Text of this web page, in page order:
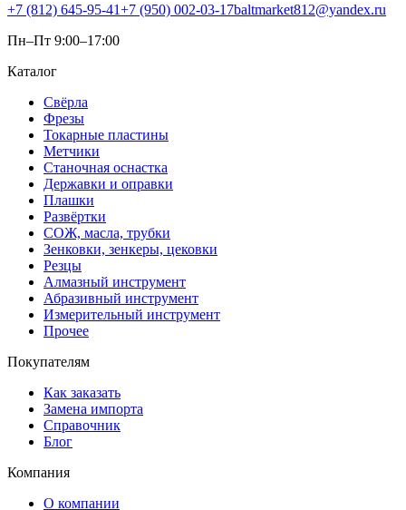
+7 (812) 645-95-41+7 (950) 002-03-17baltmarket812@yandex.ru
Пн–Пт 9:00–17:00
Каталог
Свёрла
Фрезы
Токарные пластины
Метчики
Станочная оснастка
Державки и оправки
Плашки
Развёртки
СОЖ, масла, трубки
Зенковки, зенкеры, цековки
Резцы
Алмазный инструмент
Абразивный инструмент
Измерительный инструмент
Прочее
Покупателям
Как заказать
Замена импорта
Справочник
Блог
Компания
О компании